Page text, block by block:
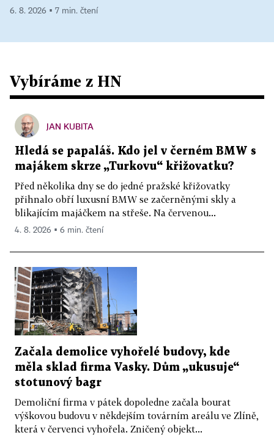
6. 8. 2026 ▪ 7 min. čtení
Vybíráme z HN
JAN KUBITA
Hledá se papaláš. Kdo jel v černém BMW s
majákem skrze „Turkovu“ křižovatku?
Před několika dny se do jedné pražské křižovatky
přihnalo obří luxusní BMW se začerněnými skly a
blikajícím majáčkem na střeše. Na červenou...
4. 8. 2026 ▪ 6 min. čtení
Začala demolice vyhořelé budovy, kde
měla sklad firma Vasky. Dům „ukusuje“
stotunový bagr
Demoliční firma v pátek dopoledne začala bourat
výškovou budovu v někdejším továrním areálu ve Zlíně,
která v červenci vyhořela. Zničený objekt...